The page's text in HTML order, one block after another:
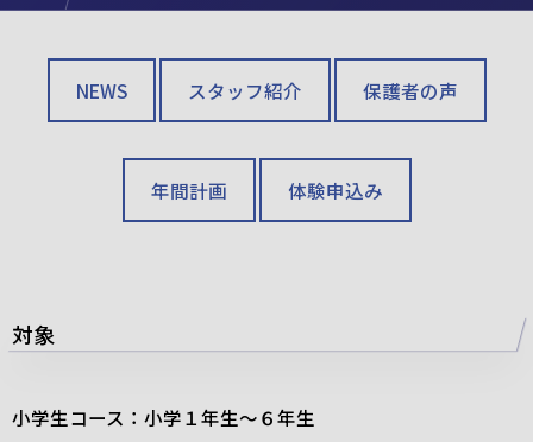
NEWS スタッフ紹介 保護者の声
年間計画 体験申込み
対象
小学生コース：小学１年生～６年生